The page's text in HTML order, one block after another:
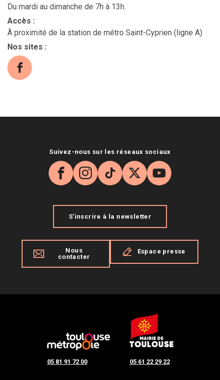
Du mardi au dimanche de 7h à 13h.
Accès :
À proximité de la station de métro Saint-Cyprien (ligne A)
Nos sites :
Facebook (s'ouvre dans une nouvelle
05 81 91 72 00 05 61 22 29 22
Suivez-nous sur les réseaux sociaux
Facebook
Instagram
TikTok
X YouTube
S'inscrire à la newsletter
Nous
contacter
Espace presse